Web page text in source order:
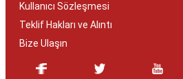
Kullanıcı Sözleşmesi
Teklif Hakları ve Alıntı
Bize Ulaşın